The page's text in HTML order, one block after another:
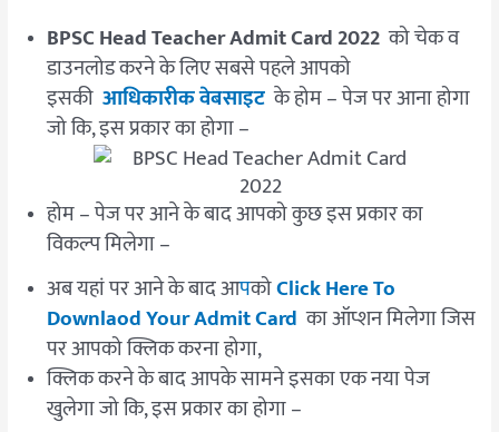
BPSC Head Teacher Admit Card 2022 को चेक व
डाउनलोड करने के लिए सबसे पहले आपको
इसकी आधिकारीक वेबसाइट के होम – पेज पर आना होगा
जो कि, इस प्रकार का होगा –
होम – पेज पर आने के बाद आपको कुछ इस प्रकार का
विकल्प मिलेगा –
अब यहां पर आने के बाद आपकोClick Here To
Downlaod Your Admit Card का ऑप्शन मिलेगा जिस
पर आपको क्लिक करना होगा,
क्लिक करने के बाद आपके सामने इसका एक नया पेज
खुलेगा जो कि, इस प्रकार का होगा –